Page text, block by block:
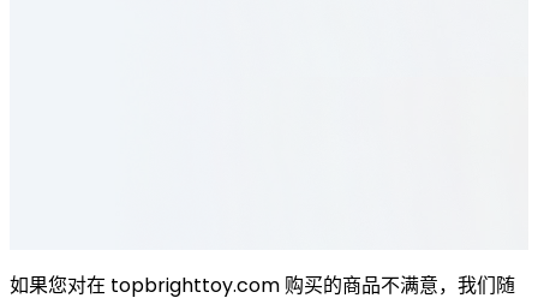
如果您对在 topbrighttoy.com 购买的商品不满意，我们随